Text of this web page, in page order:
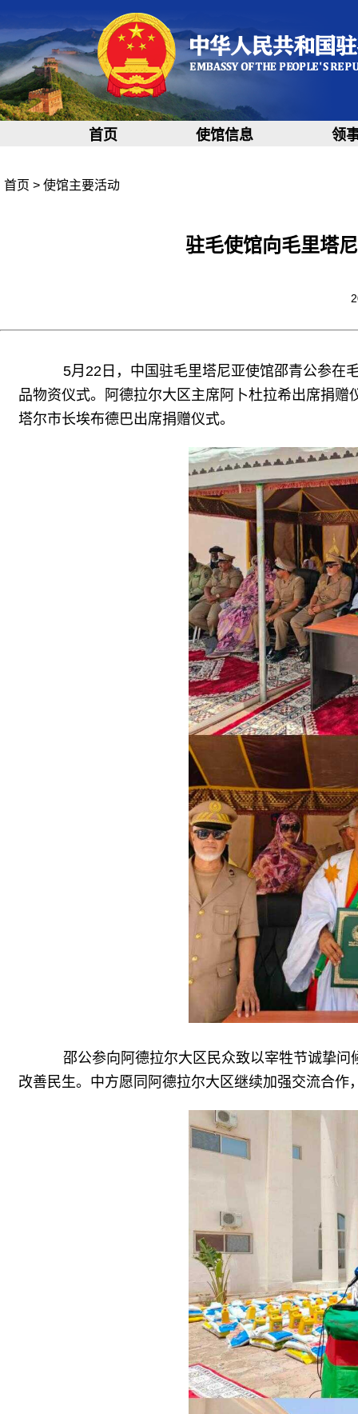
首页 使馆信息 领
首页 > 使馆主要活动
驻毛使馆向毛里塔
5月22日，中国驻毛里塔尼亚使馆邵青公参在
品物资仪式。阿德拉尔大区主席阿卜杜拉希出席捐
塔尔市长埃布德巴出席捐赠仪式。
邵公参向阿德拉尔大区民众致以宰牲节诚挚问
改善民生。中方愿同阿德拉尔大区继续加强交流合